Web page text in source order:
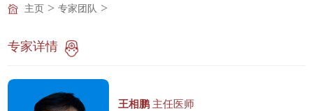
主页> 专家团队 >
专家详情
王相鹏 主任医师